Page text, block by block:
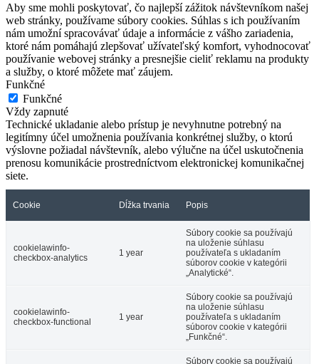
Aby sme mohli poskytovať, čo najlepší zážitok návštevníkom našej
web stránky, používame súbory cookies. Súhlas s ich používaním
nám umožní spracovávať údaje a informácie z vášho zariadenia,
ktoré nám pomáhajú zlepšovať užívateľský komfort, vyhodnocovať
používanie webovej stránky a presnejšie cieliť reklamu na produkty
a služby, o ktoré môžete mať záujem.
Funkčné
Funkčné
Vždy zapnuté
Technické ukladanie alebo prístup je nevyhnutne potrebný na
legitímny účel umožnenia používania konkrétnej služby, o ktorú
výslovne požiadal návštevník, alebo výlučne na účel uskutočnenia
prenosu komunikácie prostredníctvom elektronickej komunikačnej
siete.
Cookie Dĺžka trvania Popis
cookielawinfo-
checkbox-analytics
1 year
Súbory cookie sa používajú
na uloženie súhlasu
používateľa s ukladaním
súborov cookie v kategórii
„Analytické“.
cookielawinfo-
checkbox-functional
1 year
Súbory cookie sa používajú
na uloženie súhlasu
používateľa s ukladaním
súborov cookie v kategórii
„Funkčné“.
Súbory cookie sa používajú